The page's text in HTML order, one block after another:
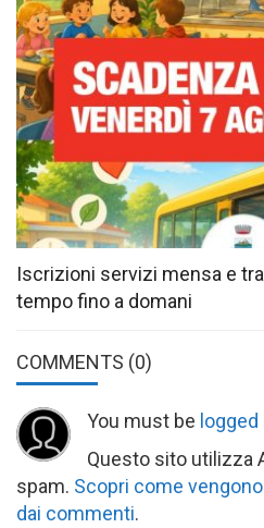
Iscrizioni servizi mensa e
tempo fino a domani
COMMENTS (0)
You must be logged
Questo sito utilizza
spam. Scopri come
dai commenti.